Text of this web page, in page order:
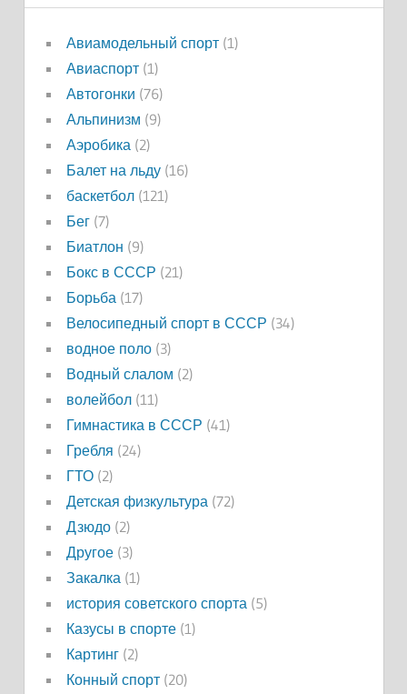
Авиамодельный спорт(1)
Авиаспорт(1)
Автогонки (76)
Альпинизм (9)
Аэробика (2)
Балет на льду(16)
баскетбол(121)
Бег(7)
Биатлон (9)
Бокс в СССР (21)
Борьба (17)
Велосипедный спорт в СССР (34)
водное поло(3)
Водный слалом (2)
волейбол(11)
Гимнастика в СССР (41)
Гребля (24)
ГТО(2)
Детская физкультура (72)
Дзюдо(2)
Другое(3)
Закалка (1)
история советского спорта (5)
Казусы в спорте(1)
Картинг(2)
Конный спорт(20)